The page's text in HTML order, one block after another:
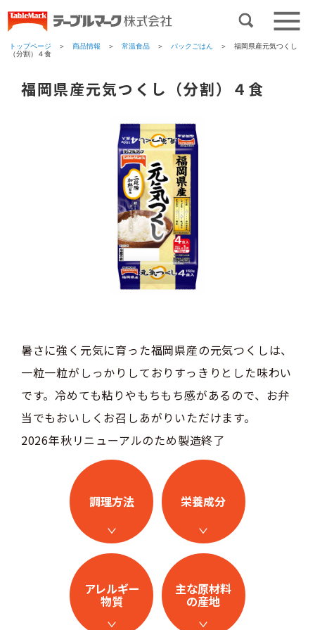
トップページ ＞商品情報 ＞常温食品 ＞ パックごはん
＞ 福岡県産元気つくし
（分割）４食
暑さに強く元気に育った福岡県産の元気つくしは、
一粒一粒がしっかりしておりすっきりとした味わい
です。冷めても粘りやもちもち感があるので、お弁
当でもおいしくお召しあがりいただけます。
2026年秋リニューアルのため製造終了
福岡県産元気つくし（分割）４食
調理方法 栄養成分
アレルギー
物質
主な原材料
の産地